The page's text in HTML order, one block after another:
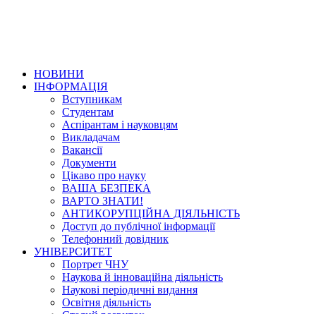
НОВИНИ
ІНФОРМАЦІЯ
Вступникам
Студентам
Аспірантам і науковцям
Викладачам
Вакансії
Документи
Цікаво про науку
ВАША БЕЗПЕКА
ВАРТО ЗНАТИ!
АНТИКОРУПЦІЙНА ДІЯЛЬНІСТЬ
Доступ до публічної інформації
Телефонний довідник
УНІВЕРСИТЕТ
Портрет ЧНУ
Наукова й інноваційна діяльність
Наукові періодичні видання
Освітня діяльність